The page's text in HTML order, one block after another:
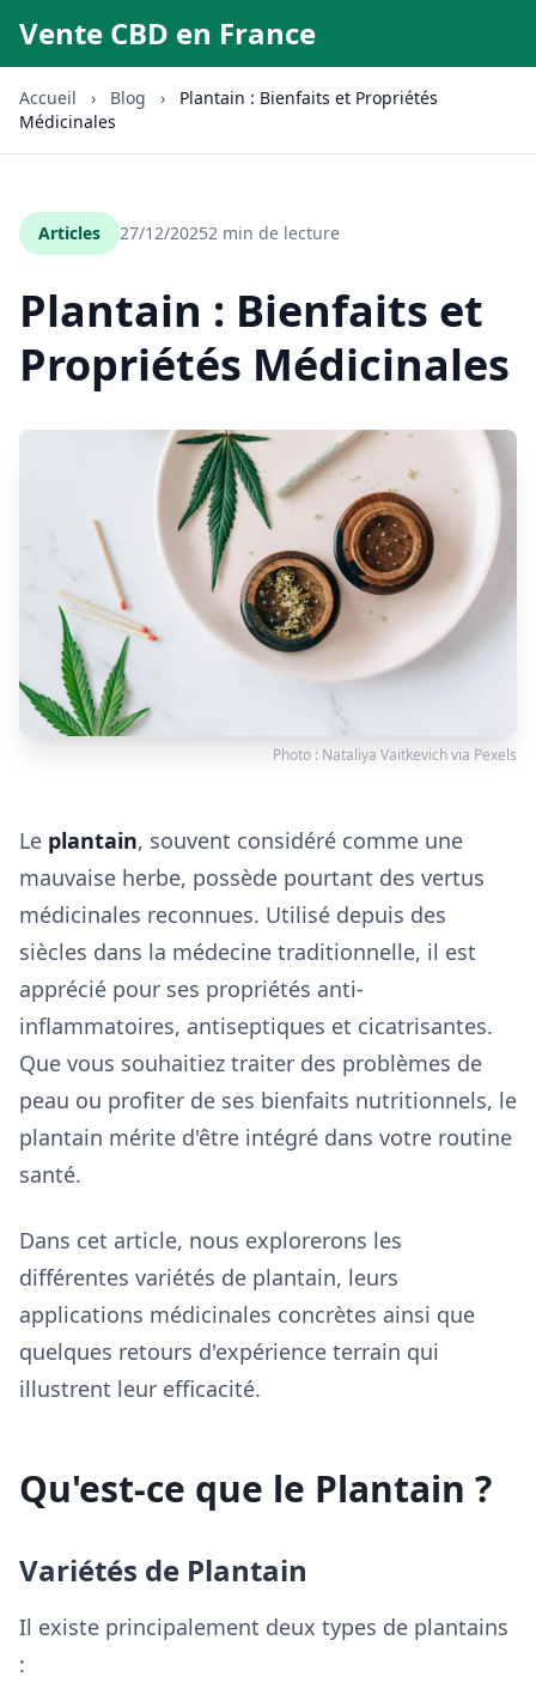
Vente CBD en France
Accueil › Blog ›
Plantain : Bienfaits et Propriétés
Médicinales
Articles 27/12/20252 min de lecture
Plantain : Bienfaits et
Propriétés Médicinales
Photo : Nataliya Vaitkevichvia Pexels
Le plantain, souvent considéré comme une
mauvaise herbe, possède pourtant des vertus
médicinales reconnues. Utilisé depuis des
siècles dans la médecine traditionnelle, il est
apprécié pour ses propriétés anti-
inflammatoires, antiseptiques et cicatrisantes.
Que vous souhaitiez traiter des problèmes de
peau ou profiter de ses bienfaits nutritionnels, le
plantain mérite d'être intégré dans votre routine
santé.
Dans cet article, nous explorerons les
différentes variétés de plantain, leurs
applications médicinales concrètes ainsi que
quelques retours d'expérience terrain qui
illustrent leur efficacité.
Qu'est-ce que le Plantain ?
Variétés de Plantain
Il existe principalement deux types de plantains
: